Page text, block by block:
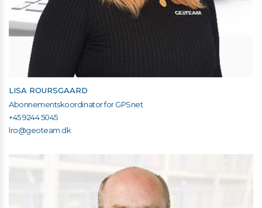
LISA ROURSGAARD
Abonnementskoordinator for GPSnet
+45 9244 5045
lro@geoteam.dk